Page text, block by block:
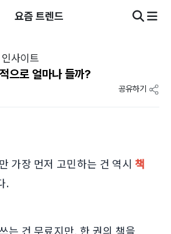
요즘 트렌드
사이트
으로 얼마나 들까?
공유하기
가장 먼저 고민하는 건 역시 책
.
는 건 무료지만, 한 권의 책을